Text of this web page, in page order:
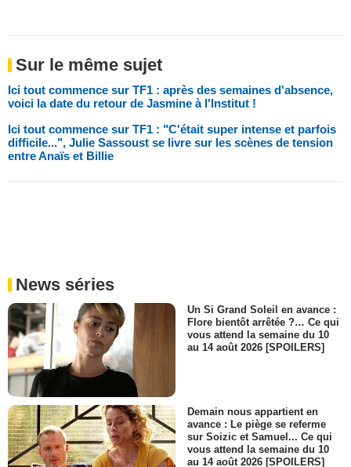
Sur le même sujet
Ici tout commence sur TF1 : après des semaines d'absence,
voici la date du retour de Jasmine à l'Institut !
Ici tout commence sur TF1 : "C'était super intense et parfois
difficile...", Julie Sassoust se livre sur les scènes de tension
entre Anaïs et Billie
News séries
Un Si Grand Soleil en avance :
Flore bientôt arrêtée ?… Ce qui
vous attend la semaine du 10
au 14 août 2026 [SPOILERS]
Demain nous appartient en
avance : Le piège se referme
sur Soizic et Samuel... Ce qui
vous attend la semaine du 10
au 14 août 2026 [SPOILERS]